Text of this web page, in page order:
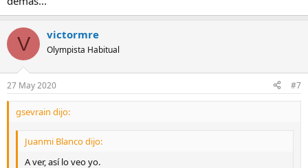
V victormre
Olympista Habitual
27 May 2020 #7
gsevrain dijo:
Juanmi Blanco dijo:
A ver, así lo veo yo.